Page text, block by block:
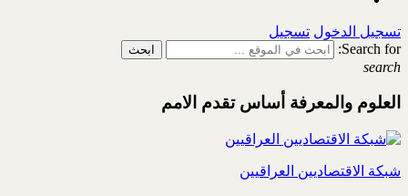
تسجيل الدخول تسجيل
Search for:
search
العلوم والمعرفة أساس تقدم الامم
شبكة الاقتصاديين العراقيين